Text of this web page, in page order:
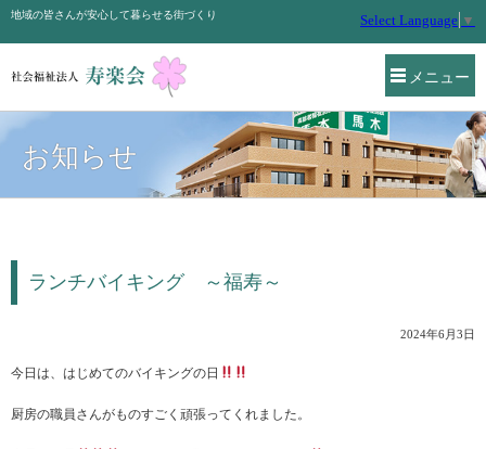
メニュー
地域の皆さんが安心して暮らせる街づくり Select Language ▼
お知らせ
ランチバイキング ～福寿～
2024年6月3日
今日は、はじめてのバイキングの日
厨房の職員さんがものすごく頑張ってくれました。